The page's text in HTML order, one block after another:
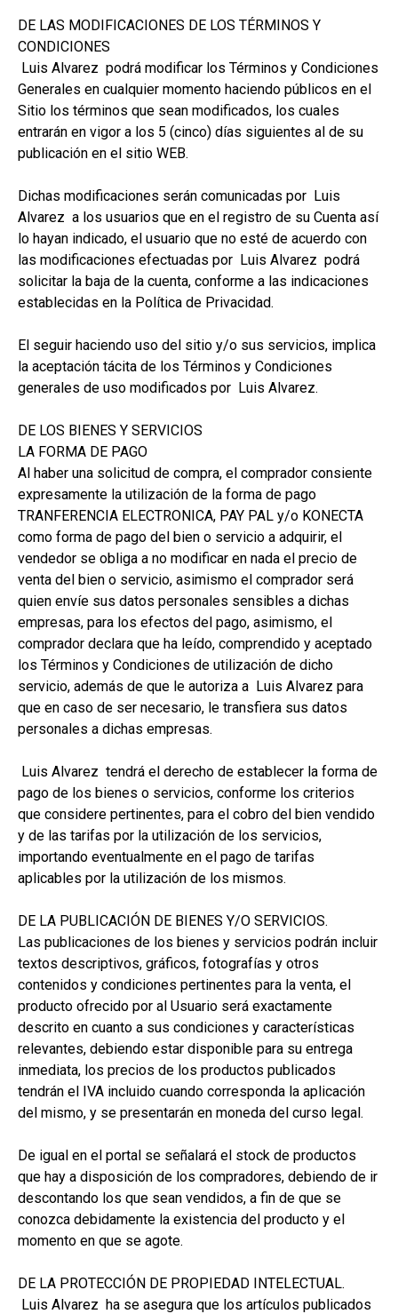
DE LAS MODIFICACIONES DE LOS TÉRMINOS Y
CONDICIONES
Luis Alvarez podrá modificar los Términos y Condiciones
Generales en cualquier momento haciendo públicos en el
Sitio los términos que sean modificados, los cuales
entrarán en vigor a los 5 (cinco) días siguientes al de su
publicación en el sitio WEB.
Dichas modificaciones serán comunicadas por Luis
Alvarez a los usuarios que en el registro de su Cuenta así
lo hayan indicado, el usuario que no esté de acuerdo con
las modificaciones efectuadas por Luis Alvarez podrá
solicitar la baja de la cuenta, conforme a las indicaciones
establecidas en la Política de Privacidad.
El seguir haciendo uso del sitio y/o sus servicios, implica
la aceptación tácita de los Términos y Condiciones
generales de uso modificados por Luis Alvarez.
DE LOS BIENES Y SERVICIOS
LA FORMA DE PAGO
Al haber una solicitud de compra, el comprador consiente
expresamente la utilización de la forma de pago
TRANFERENCIA ELECTRONICA, PAY PAL y/o KONECTA
como forma de pago del bien o servicio a adquirir, el
vendedor se obliga a no modificar en nada el precio de
venta del bien o servicio, asimismo el comprador será
quien envíe sus datos personales sensibles a dichas
empresas, para los efectos del pago, asimismo, el
comprador declara que ha leído, comprendido y aceptado
los Términos y Condiciones de utilización de dicho
servicio, además de que le autoriza a Luis Alvarez para
que en caso de ser necesario, le transfiera sus datos
personales a dichas empresas.
Luis Alvarez tendrá el derecho de establecer la forma de
pago de los bienes o servicios, conforme los criterios
que considere pertinentes, para el cobro del bien vendido
y de las tarifas por la utilización de los servicios,
importando eventualmente en el pago de tarifas
aplicables por la utilización de los mismos.
DE LA PUBLICACIÓN DE BIENES Y/O SERVICIOS.
Las publicaciones de los bienes y servicios podrán incluir
textos descriptivos, gráficos, fotografías y otros
contenidos y condiciones pertinentes para la venta, el
producto ofrecido por al Usuario será exactamente
descrito en cuanto a sus condiciones y características
relevantes, debiendo estar disponible para su entrega
inmediata, los precios de los productos publicados
tendrán el IVA incluido cuando corresponda la aplicación
del mismo, y se presentarán en moneda del curso legal.
De igual en el portal se señalará el stock de productos
que hay a disposición de los compradores, debiendo de ir
descontando los que sean vendidos, a fin de que se
conozca debidamente la existencia del producto y el
momento en que se agote.
DE LA PROTECCIÓN DE PROPIEDAD INTELECTUAL.
Luis Alvarez ha se asegura que los artículos publicados